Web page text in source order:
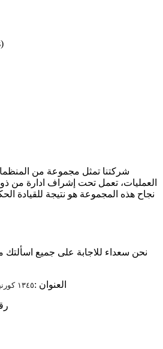
شركتنا تمثل مجموعة من
العمليات، تعمل تحت إشراف ادارة من
نجاح هذه المجموعة هو نتيجة للقيادة
نحن سعداء للاجابة على جميع
العنوان :١٣٤٥ كورنيش النيل - شبرا، القاهرة، مصر